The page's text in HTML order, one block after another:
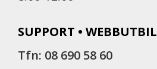
SUPPORT •
Tfn: 08 690 58 60